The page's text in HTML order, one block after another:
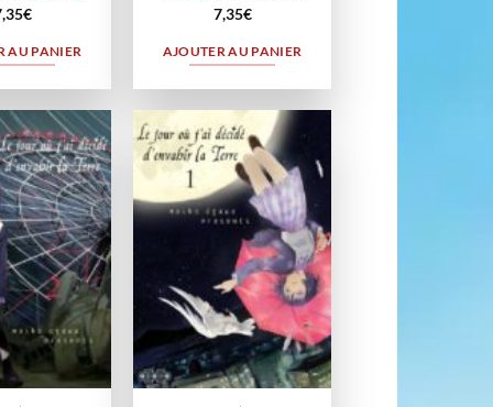
€
AU PANIER
7,35€
AJOUTER AU PANIER
Ajouter
à la
wishlist
Ajouter
à la
wishlist